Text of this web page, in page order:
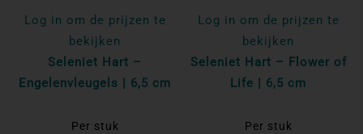
Log in om de prijzen te
bekijken
Seleniet Hart –
Engelenvleugels | 6,5 cm
Per stuk
Log in om de prijzen te
bekijken
Seleniet Hart – Flower of
Life | 6,5 cm
Per stuk